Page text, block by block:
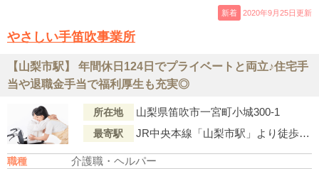
新着 2020年9月25日更新
やさしい手笛吹事業所
【山梨市駅】 年間休日124日でプライベートと両立♪住宅手
当や退職金手当で福利厚生も充実◎
所在地 山梨県笛吹市一宮町小城300-1
最寄駅 JR中央本線「山梨市駅」より徒歩51分
職種 介護職・ヘルパー